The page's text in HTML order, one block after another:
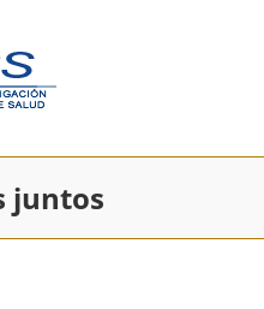
juntos